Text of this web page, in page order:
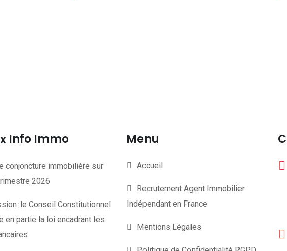
Info Immo
conjoncture immobilière sur
2026
: le Conseil Constitutionnel
en partie la loi encadrant les
Menu
Accueil
Recrutement Agent Immobilier
Indépendant en France
Mentions Légales